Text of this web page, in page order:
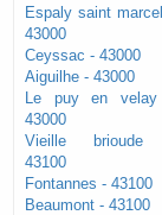
Espaly saint
43000
Ceyssac - 43000
Aiguilhe - 43000
Le puy en
43000
Vieille
43100
Fontannes - 43100
Beaumont - 43100